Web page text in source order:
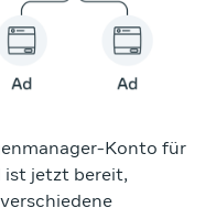
Konto für
ist jetzt bereit,